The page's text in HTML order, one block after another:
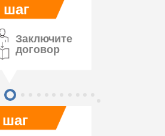
шаг
шаг
Заключите
договор